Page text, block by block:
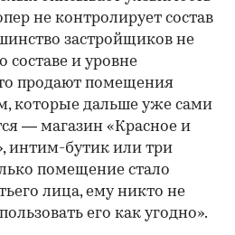
не контролирует состав
застройщиков не
составе и уровне
продают помещения
которые дальше уже сами
— магазин «Красное и
интим-бутик или три
помещение стало
лица, ему никто не
его как угодно».